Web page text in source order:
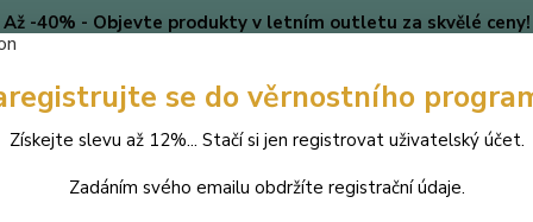
Až -40% - Objevte produkty v letním outletu za skvělé ceny!
🎄 VÁNOCE Blog
Hledat
(Po-
se do věrnostního
Získejte slevu až 12%... Stačí si jen registrovat uživatelský účet.
Zadáním svého emailu obdržíte registrační údaje.